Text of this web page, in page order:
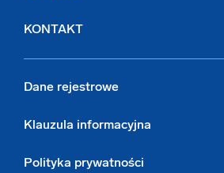
KONTAKT
Dane rejestrowe
Klauzula informacyjna
Polityka prywatności